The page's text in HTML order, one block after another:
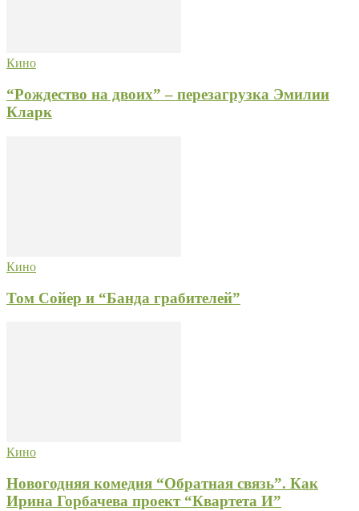
Кино
“Рождество на двоих” – перезагрузка Эмилии
Кларк
Кино
Том Сойер и “Банда грабителей”
Кино
Новогодняя комедия “Обратная связь”. Как
Ирина Горбачева проект “Квартета И”